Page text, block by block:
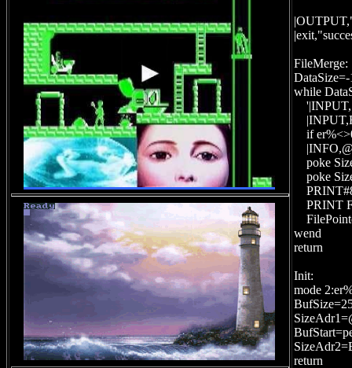
FileMerge:
while
if
poke
poke
PRINT
wend
return
Init:
mode
return